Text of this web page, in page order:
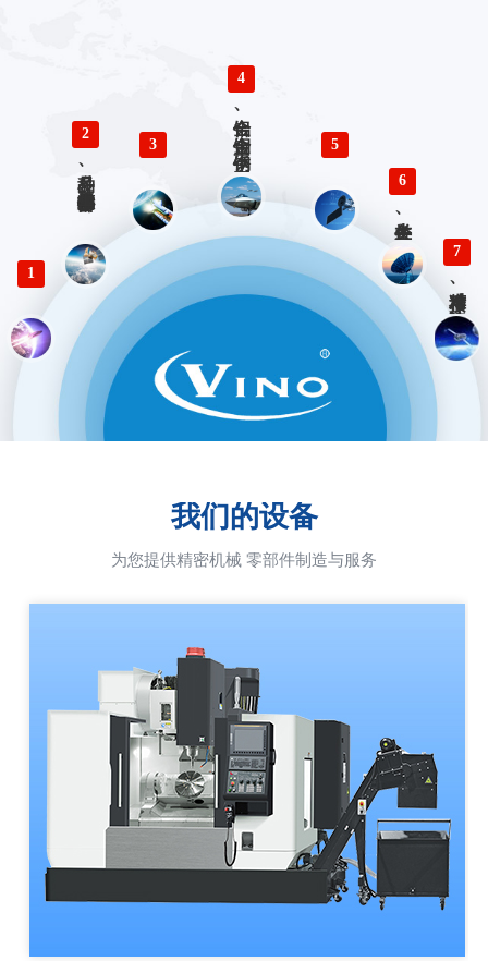
1
2
多品种、小批量精密仪器零部件加工
3
4
铝合金、铜合金、不锈钢、钛合金零件精密加工 5
6
各类生产、检验工装设计与制造
7
精准对接、快速响应 优势服务
我们的设备
为您提供精密机械 零部件制造与服务